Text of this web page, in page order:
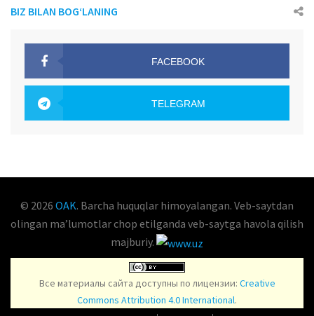
BIZ BILAN BOG‘LANING
FACEBOOK
TELEGRAM
© 2026 OAK. Barcha huquqlar himoyalangan. Veb-saytdan
olingan maʼlumotlar chop etilganda veb-saytga havola qilish
majburiy.
Все материалы сайта доступны по лицензии: Creative
Commons Attribution 4.0 International.